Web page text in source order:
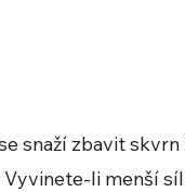
snaží zbavit skvrn
li menší